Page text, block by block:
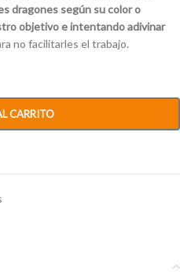
dragones según su color o
objetivo e intentando adivinar
no facilitarles el trabajo.
CARRITO